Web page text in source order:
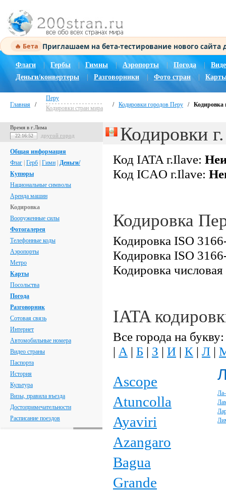
🔥 Бета Приглашаем на бета-тестирование нового
Флаги Гербы Гимны | Аэропорты Погода |
Деньги/конвертеры
Разговорники Фото стран
Главная /
Перу
Кодировки стран мира
/ Кодировки городов Перу / Кодировка
Время в г.Лима
22:16:53 другой город
Общая информация
Флаг Герб Гимн Деньги/
Купюры
Национальные символы
Аренда машин
Кодировка
Вооруженные силы
Фотогалерея
Телефонные коды
Аэропорты
Метро
Карты
Посольства
Погода
Разговорник
Сотовая связь
Интернет
Автомобильные номера
Видео страны
Паспорта
История
Культура
Визы, правила въезда
Достопримечательности
Расписание поездов
Кодировки
Код IATA г.Ilave:
Код ICAO г.Ilave:
Кодировка
Кодировка ISO
Кодировка ISO
Кодировка
IATA
Все города на букву:
| А | Б | З | И | К | Л |
Ascope
Atuncolla
Ayaviri
Azangaro
Bagua
Grande